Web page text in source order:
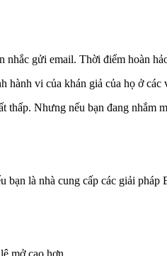
gửi email. Thời điểm hoàn
hành vi của khán giả của họ ở
Nhưng nếu bạn đang nhắm
là nhà cung cấp các giải
mở cao hơn.